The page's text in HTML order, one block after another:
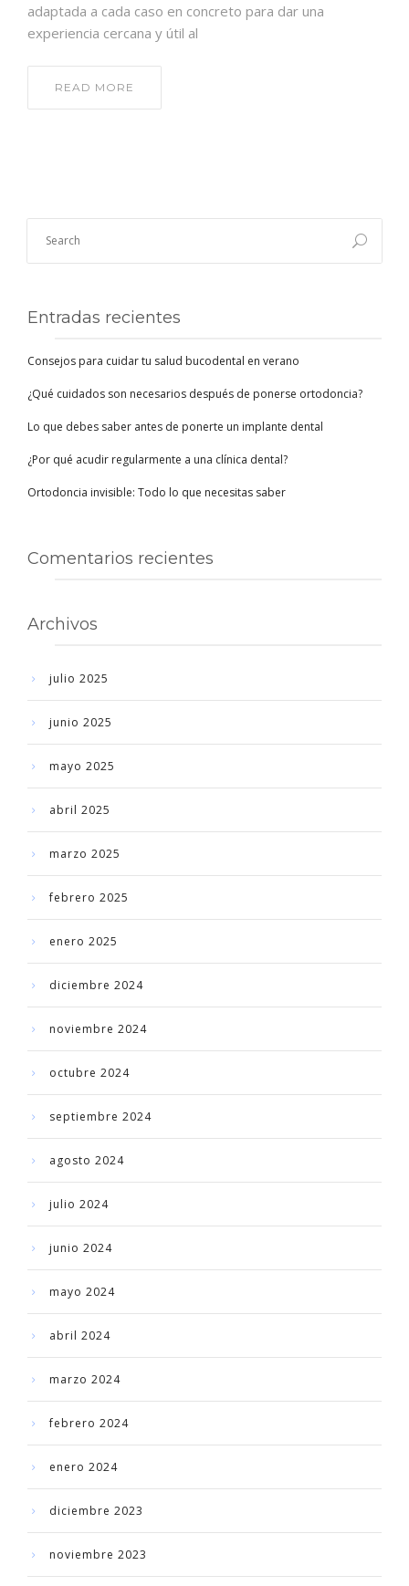
adaptada a cada caso en concreto para dar una
experiencia cercana y útil al
READ MORE
Entradas recientes
Consejos para cuidar tu salud bucodental en verano
¿Qué cuidados son necesarios después de ponerse ortodoncia?
Lo que debes saber antes de ponerte un implante dental
¿Por qué acudir regularmente a una clínica dental?
Ortodoncia invisible: Todo lo que necesitas saber
Comentarios recientes
Archivos
julio 2025
junio 2025
mayo 2025
abril 2025
marzo 2025
febrero 2025
enero 2025
diciembre 2024
noviembre 2024
octubre 2024
septiembre 2024
agosto 2024
julio 2024
junio 2024
mayo 2024
abril 2024
marzo 2024
febrero 2024
enero 2024
diciembre 2023
noviembre 2023